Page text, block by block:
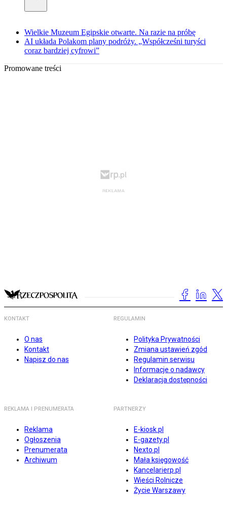
Wielkie Muzeum Egipskie otwarte. Na razie na próbę
AI układa Polakom plany podróży. „Współcześni turyści
coraz bardziej cyfrowi”
Promowane treści
KONTAKT
O nas
Kontakt
Napisz do nas
REGULAMIN
Polityka Prywatności
Zmiana ustawień zgód
Regulamin serwisu
Informacje o nadawcy
Deklaracja dostępności
REKLAMA I PRENUMERATA
Reklama
Ogłoszenia
Prenumerata
Archiwum
PARTNERZY
E-kiosk.pl
E-gazety.pl
Nexto.pl
Mała księgowość
Kancelarierp.pl
Wieści Rolnicze
Życie Warszawy